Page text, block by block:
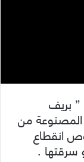
بريف
المصنوعة من
انقطاع
سرقتها .